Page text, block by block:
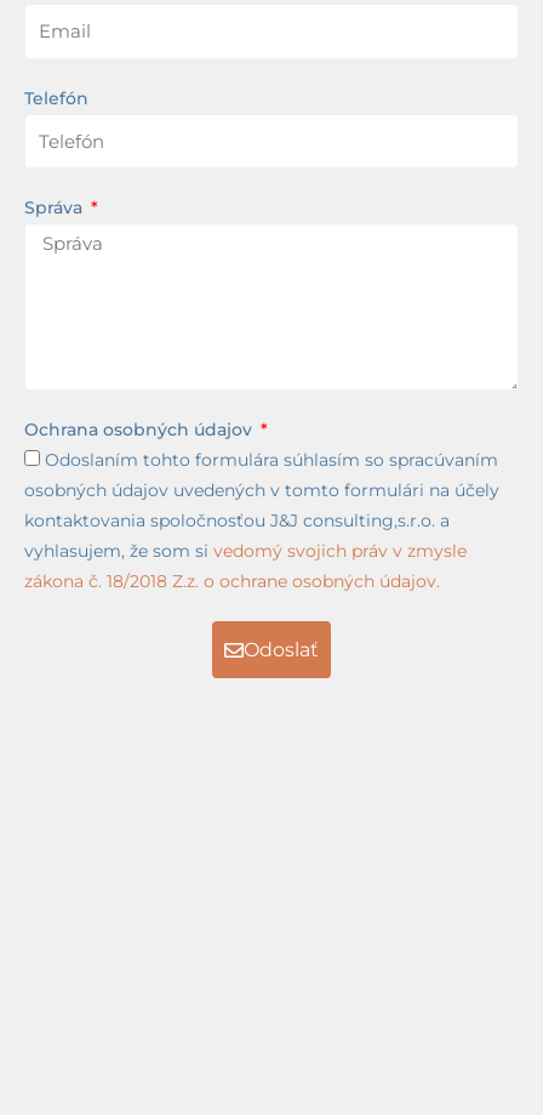
Telefón
Správa
Ochrana osobných údajov
Odoslaním tohto formulára súhlasím so spracúvaním
osobných údajov uvedených v tomto formulári na účely
kontaktovania spoločnosťou J&J consulting,s.r.o. a
vyhlasujem, že som si vedomý svojich práv v zmysle
zákona č. 18/2018 Z.z. o ochrane osobných údajov.
Odoslať